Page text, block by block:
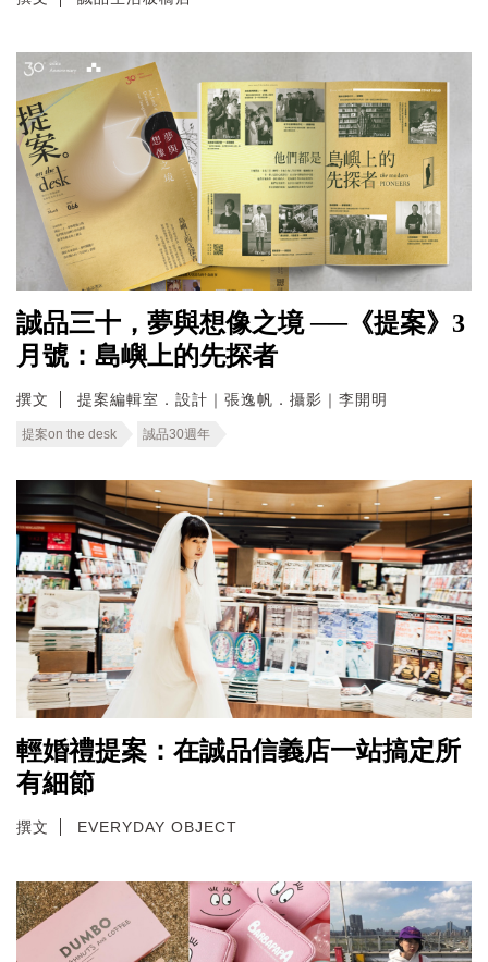
誠品三十，夢與想像之境 ──《提案》3
月號：島嶼上的先探者
撰文 提案編輯室．設計｜張逸帆．攝影｜李開明
提案on the desk 誠品30週年
輕婚禮提案：在誠品信義店一站搞定所
有細節
撰文 EVERYDAY OBJECT